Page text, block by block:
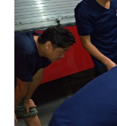
聯
絡
資
訊
關
連